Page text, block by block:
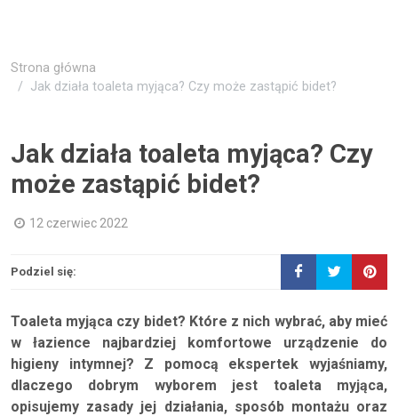
Strona główna
Jak działa toaleta myjąca? Czy może zastąpić bidet?
Jak działa toaleta myjąca? Czy
może zastąpić bidet?
12 czerwiec 2022
Podziel się:
Toaleta myjąca czy bidet? Które z nich wybrać, aby mieć
w łazience najbardziej komfortowe urządzenie do
higieny intymnej? Z pomocą ekspertek wyjaśniamy,
dlaczego dobrym wyborem jest toaleta myjąca,
opisujemy zasady jej działania, sposób montażu oraz